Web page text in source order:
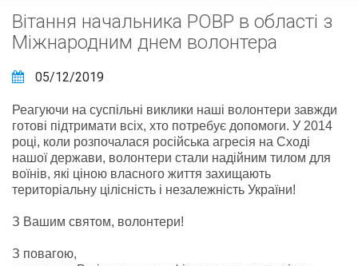
Вітання начальника РОВР в області з
Міжнародним днем волонтера
05/12/2019
Реагуючи на суспільні виклики наші волонтери завжди
готові підтримати всіх, хто потребує допомоги. У 2014
році, коли розпочалася російська агресія на Сході
нашої держави, волонтери стали надійним тилом для
воїнів, які ціною власного життя захищають
територіальну цілісність і незалежність України!
З Вашим святом, волонтери!
З повагою,